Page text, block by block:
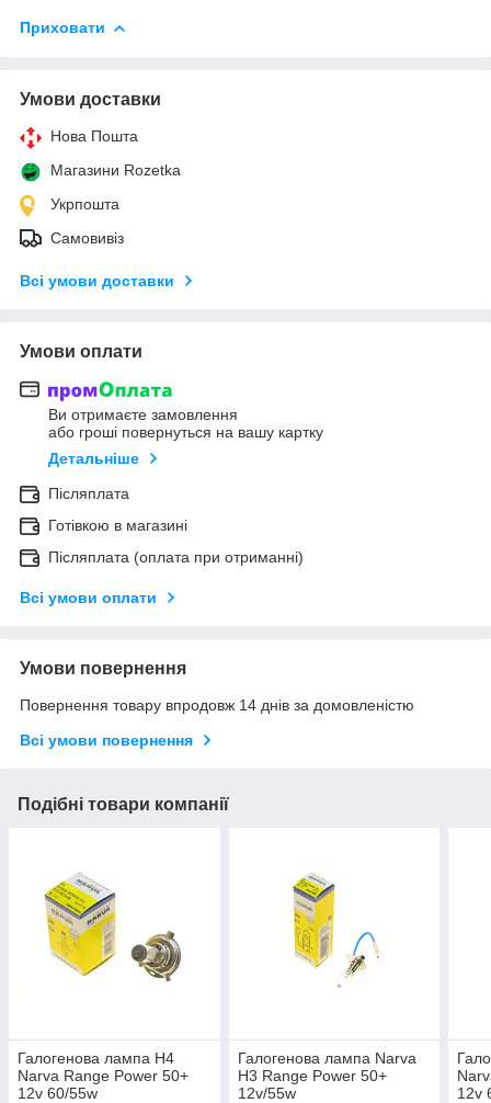
Приховати
Умови доставки
Нова Пошта
Магазини Rozetka
Укрпошта
Самовивіз
Всі умови доставки
Умови оплати
Ви отримаєте замовлення
або гроші повернуться на вашу картку
Детальніше
Післяплата
Готівкою в магазині
Післяплата (оплата при отриманні)
Всі умови оплати
Умови повернення
Повернення товару впродовж 14 днів за домовленістю
Всі умови повернення
Подібні товари компанії
Галогенова лампа H4
Narva Range Power 50+
12v 60/55w
Галогенова лампа Narva
H3 Range Power 50+
12v/55w
12v